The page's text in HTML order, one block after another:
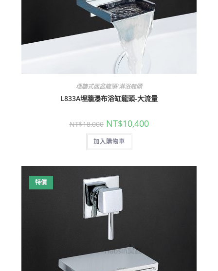
埋牆式面盆龍頭/淋浴龍頭
L833A埋牆瀑布浴缸龍頭-大流量
NT$18,000 原
始
價
格：
NT$18,000。
NT$10,400目
前
加入購物車
特價